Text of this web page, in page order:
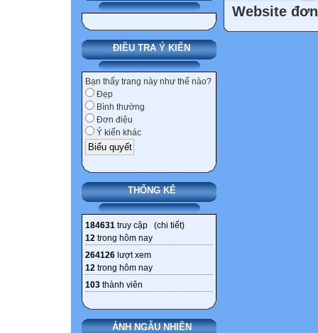
ĐIỀU TRA Ý KIẾN
Bạn thấy trang này như thế nào?
Đẹp
Bình thường
Đơn điệu
Ý kiến khác
THỐNG KÊ
184631 truy cập (chi tiết)
12 trong hôm nay
264126 lượt xem
12 trong hôm nay
103 thành viên
ẢNH NGẪU NHIÊN
Website